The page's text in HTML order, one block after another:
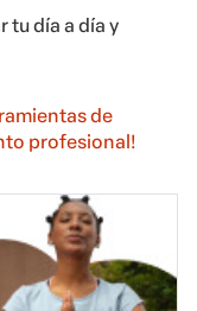
tu día a día y
de
profesional!